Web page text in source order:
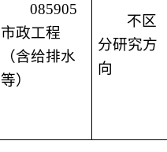
085905
市政工程
（含给排水
等）
不区
分研究方
向